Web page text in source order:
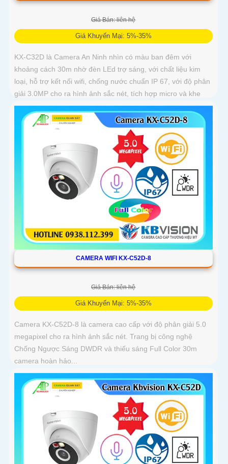
Giá Bán: liên hệ
Giá Khuyến Mại: 5%-35%
KX-C32D là Camera An Ninh nhìn có màu ban đêm với
khoảng cách 30m nhờ đèn LEd trợ sáng, với chất liệu kim
loại, hỗ trợ kết nối wifi, chống nước chuẩn IP 67, với độ phân
giải 3.0MP cho ra hình ảnh sắc nét, tích hợp micro và khe
cắm thẻ nhớ 265GB
CAMERA WIFI KX-C52D-8
Giá Bán: liên hệ
Giá Khuyến Mại: 5%-35%
Camera KX-C52D-8 là camera cao cấp với độ phân giải 5.0
megapixel cho ra hình ảnh sắc nét. Trang bị công nghệ
Chống Ngược Sáng DWDR và thiếu sáng Full Color 30m
camera hoàn hảo...